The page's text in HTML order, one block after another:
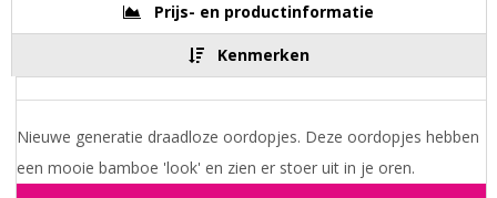
Prijs- en productinformatie
Kenmerken
Nieuwe generatie draadloze oordopjes. Deze oordopjes hebben
een mooie bamboe 'look' en zien er stoer uit in je oren.